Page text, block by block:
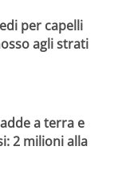
per capelli
agli strati
a terra e
2 milioni alla